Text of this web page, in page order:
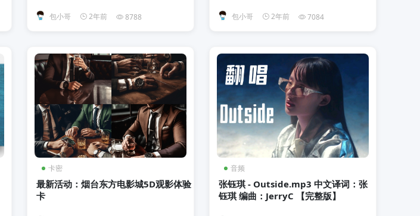
包小哥 2年前 8788 包小哥 2年前 7084
卡密
最新活动：烟台东方电影城5D观影体验
卡
音频
张钰琪 - Outside.mp3 中文译词：张
钰琪 编曲：JerryC 【完整版】